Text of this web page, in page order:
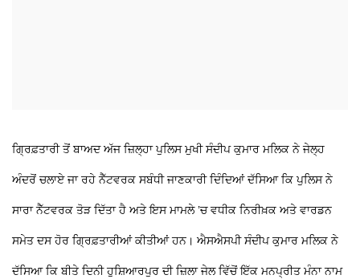
ਗ੍ਰਿਫ਼ਤਾਰੀ ਤੋਂ ਬਾਅਦ ਅੱਜ ਜ਼ਿਲ੍ਹਾ ਪੁਲਿਸ ਮੁਖੀ ਸੰਦੀਪ ਕੁਮਾਰ ਮਲਿਕ ਨੇ ਜੇਲ੍ਹ
ਅੰਦਰੋਂ ਚਲਾਏ ਜਾ ਰਹੇ ਨੈੱਟਵਰਕ ਸਬੰਧੀ ਜਾਣਕਾਰੀ ਦਿੰਦਿਆਂ ਦੱਸਿਆ ਕਿ ਪੁਲਿਸ ਨੇ
ਸਾਰਾ ਨੈੱਟਵਰਕ ਤੋੜ ਦਿੱਤਾ ਹੈ ਅਤੇ ਇਸ ਮਾਮਲੇ ’ਚ ਵਧੀਕ ਨਿਰੀਖ਼ਕ ਅਤੇ ਵਾਰਡਨ
ਸਮੇਤ ਦਸ ਹੋਰ ਗ੍ਰਿਫ਼ਤਾਰੀਆਂ ਕੀਤੀਆਂ ਹਨ। ਐਸਐਸਪੀ ਸੰਦੀਪ ਕੁਮਾਰ ਮਲਿਕ ਨੇ
ਦੱਸਿਆ ਕਿ ਬੀਤੇ ਦਿਨੀ ਹੁਸ਼ਿਆਰਪੁਰ ਦੀ ਜ਼ਿਲਾ ਜੇਲ ਵਿੱਚੋਂ ਇੱਕ ਮਨਪ੍ਰੀਤ ਮੰਨਾ ਨਾਮ